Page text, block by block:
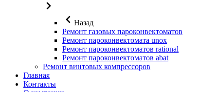
Назад
Ремонт газовых пароконвектоматов
Ремонт пароконвектомата unox
Ремонт пароконвектоматов rational
Ремонт пароконвектоматов abat
Ремонт винтовых компрессоров
Главная
Контакты